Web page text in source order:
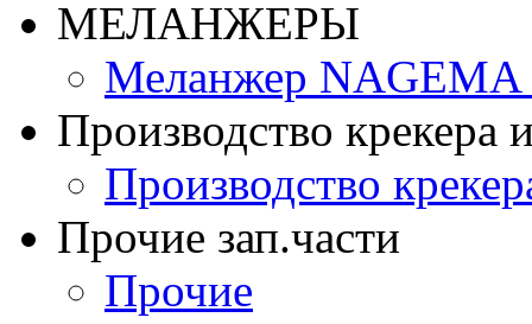
МЕЛАНЖЕРЫ
Меланжер NAGEMA
Производство крекера
Производство
Прочие зап.части
Прочие